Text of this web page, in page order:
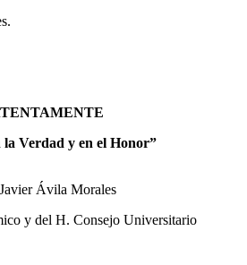
la Verdad y en el Honor”
Ávila Morales
y del H. Consejo Universitario